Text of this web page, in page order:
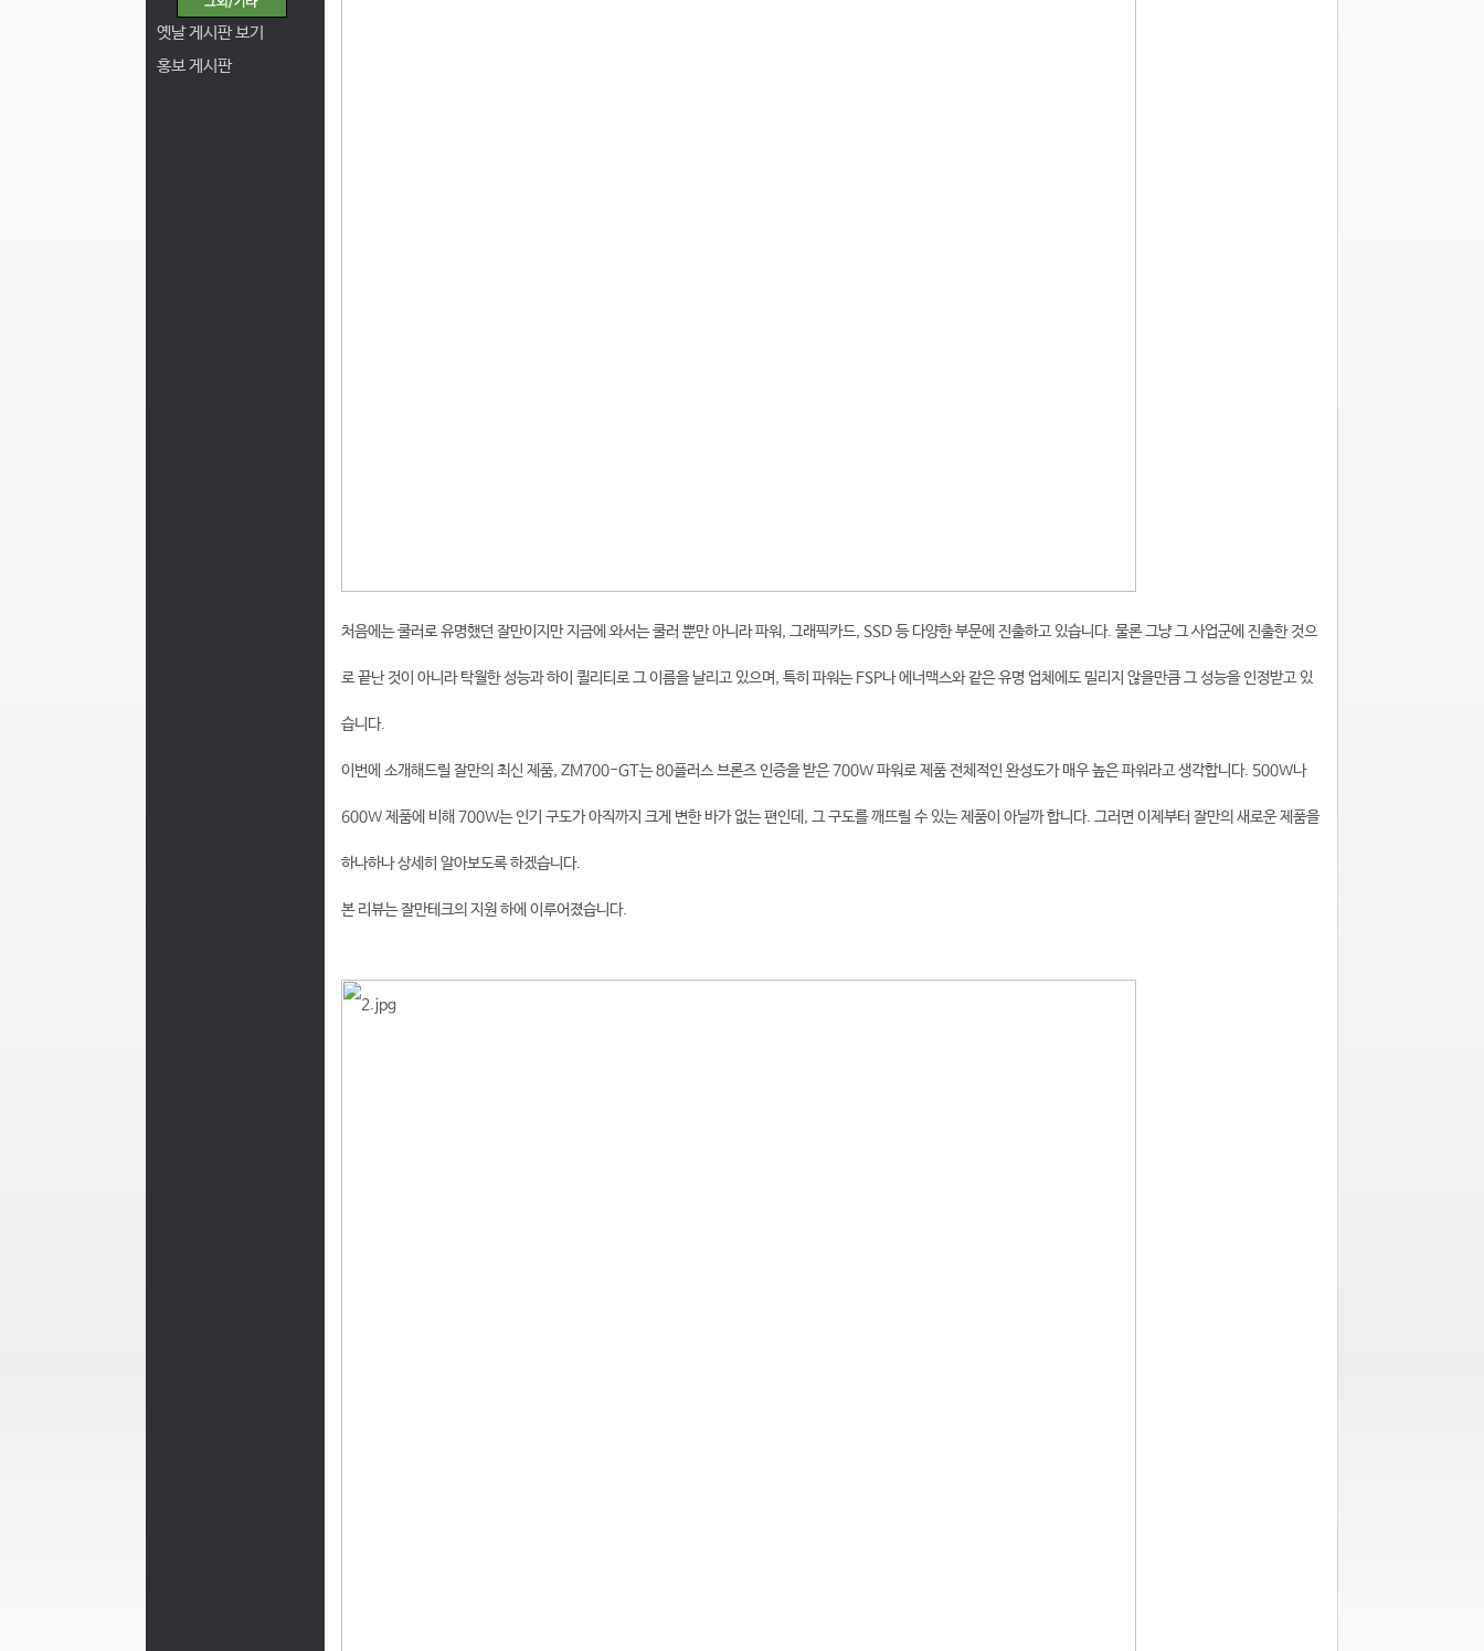
옛날 게시판 보기
홍보 게시판
처음에는 쿨러로 유명했던 잘만이지만 지금에 와서는 쿨러 뿐만 아니라 파워, 그래픽카드, SSD 등 다양한 부문에 진출하고 있습니다. 물론 그냥 그 사업군에 진출한 것으
로 끝난 것이 아니라 탁월한 성능과 하이 퀼리티로 그 이름을 날리고 있으며, 특히 파워는 FSP나 에너맥스와 같은 유명 업체에도 밀리지 않을만큼 그 성능을 인정받고 있
습니다.
이번에 소개해드릴 잘만의 최신 제품, ZM700-GT는 80플러스 브론즈 인증을 받은 700W 파워로 제품 전체적인 완성도가 매우 높은 파워라고 생각합니다. 500W나
600W 제품에 비해 700W는 인기 구도가 아직까지 크게 변한 바가 없는 편인데, 그 구도를 깨뜨릴 수 있는 제품이 아닐까 합니다. 그러면 이제부터 잘만의 새로운 제품을
하나하나 상세히 알아보도록 하겠습니다.
본 리뷰는 잘만테크의 지원 하에 이루어졌습니다.